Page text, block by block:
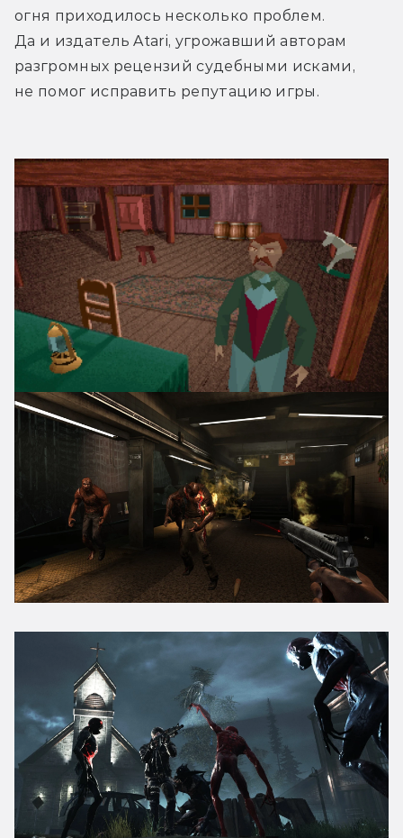
огня приходилось несколько проблем.
Да и издатель Atari, угрожавший авторам
разгромных рецензий судебными исками,
не помог исправить репутацию игры.